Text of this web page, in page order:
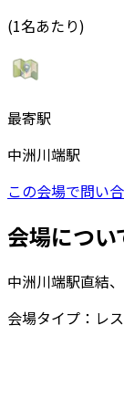
(1名あたり)
最寄駅
中洲川端駅
この会場で問い
会場につい
中洲川端駅直結
会場タイプ： レ